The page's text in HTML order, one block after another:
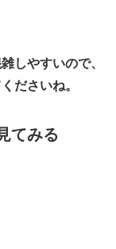
しやすいので、
ださいね。
てみる